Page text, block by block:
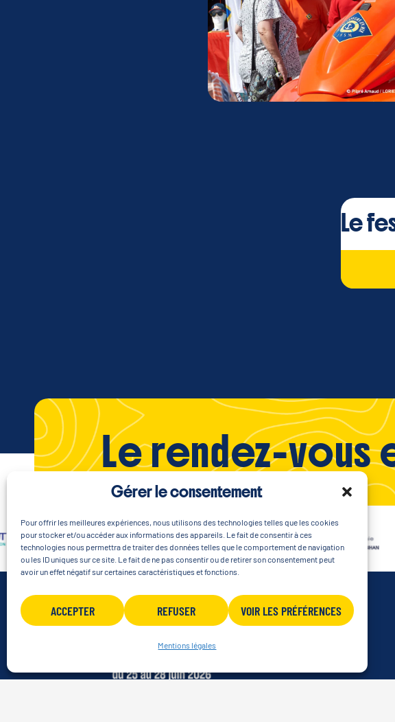
Gérer le consentement
Pour offrir les meilleures expériences, nous utilisons des technologies telles que les cookies
pour stocker et/ou accéder aux informations des appareils. Le fait de consentir à ces
technologies nous permettra de traiter des données telles que le comportement de navigation
ou les ID uniques sur ce site. Le fait de ne pas consentir ou de retirer son consentement peut
avoir un effet négatif sur certaines caractéristiques et fonctions.
ACCEPTER REFUSER VOIR LES PRÉFÉRENCES
Mentions légales
Le
Le rendez-vous